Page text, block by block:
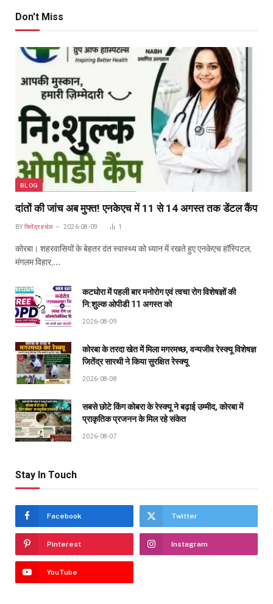
Don't Miss
BLOG
दांतों की जांच अब मुफ्त! एनकेएच में 11 से 14 अगस्त तक डेंटल कैंप
BY जितेंद्र हथेल 2026-08-09 1
कोरबा। शहरवासियों के बेहतर दंत स्वास्थ्य को ध्यान में रखते हुए एनकेएच हॉस्पिटल,
मंगलम विहार,…
कटघोरा में पहली बार मनोरोग एवं त्वचा रोग विशेषज्ञों की
नि:शुल्क ओपीडी 11 अगस्त को
2026-08-09
कोरबा के तरदा खेत में मिला मगरमच्छ, वन्यजीव रेस्क्यू विशेषज्ञ
जितेंद्र सारथी ने किया सुरक्षित रेस्क्यू
2026-08-08
सबसे छोटे किंग कोबरा के रेस्क्यू ने बढ़ाई उम्मीद, कोरबा में
प्राकृतिक प्रजनन के मिल रहे संकेत
2026-08-07
Stay In Touch
Facebook Twitter
Pinterest Instagram
YouTube